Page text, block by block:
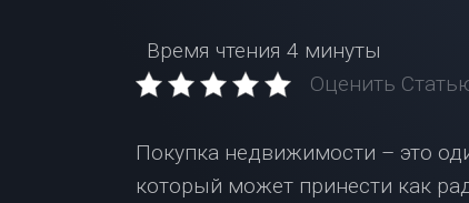
Время чтения 4 минуты
Оценить
Покупка недвижимости – это
который может принести как